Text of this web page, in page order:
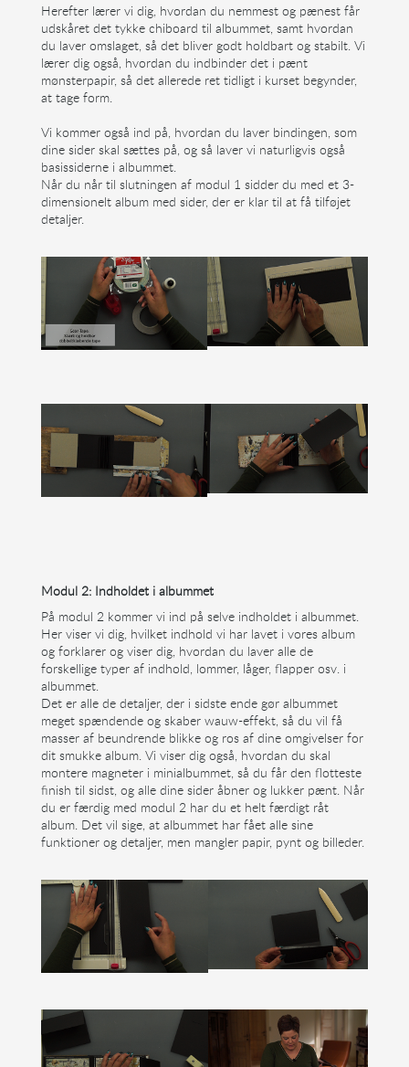
Herefter lærer vi dig, hvordan du nemmest og pænest får
udskåret det tykke chiboard til albummet, samt hvordan
du laver omslaget, så det bliver godt holdbart og stabilt. Vi
lærer dig også, hvordan du indbinder det i pænt
mønsterpapir, så det allerede ret tidligt i kurset begynder,
at tage form.
Vi kommer også ind på, hvordan du laver bindingen, som
dine sider skal sættes på, og så laver vi naturligvis også
basissiderne i albummet.
Når du når til slutningen af modul 1 sidder du med et 3-
dimensionelt album med sider, der er klar til at få tilføjet
detaljer.
Modul 2: Indholdet i albummet
På modul 2 kommer vi ind på selve indholdet i albummet.
Her viser vi dig, hvilket indhold vi har lavet i vores album
og forklarer og viser dig, hvordan du laver alle de
forskellige typer af indhold, lommer, låger, flapper osv. i
albummet.
Det er alle de detaljer, der i sidste ende gør albummet
meget spændende og skaber wauw-effekt, så du vil få
masser af beundrende blikke og ros af dine omgivelser for
dit smukke album. Vi viser dig også, hvordan du skal
montere magneter i minialbummet, så du får den flotteste
finish til sidst, og alle dine sider åbner og lukker pænt. Når
du er færdig med modul 2 har du et helt færdigt råt
album. Det vil sige, at albummet har fået alle sine
funktioner og detaljer, men mangler papir, pynt og billeder.